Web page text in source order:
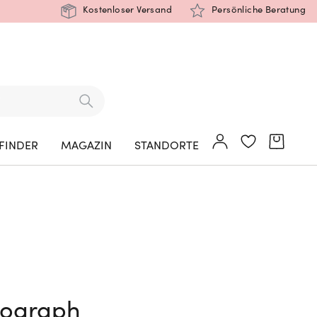
Kostenloser Versand Persönliche Beratung
MAGAZIN STANDORTE